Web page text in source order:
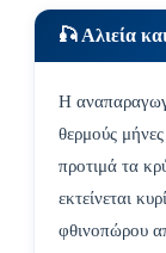
🎣 Αλιεία
Η
θερμούς
προτιμά τα
εκτείνεται
φθινοπώρου